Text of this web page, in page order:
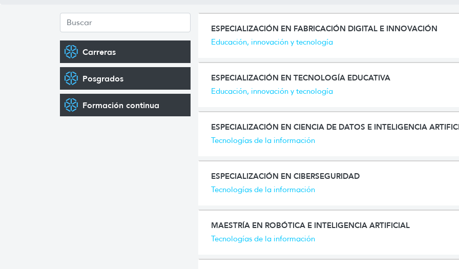
Carreras
Posgrados
Formación continua
ESPECIALIZACIÓN EN FABRICACIÓN DIGITAL E INNOVACIÓN
Educación, innovación y tecnología
ESPECIALIZACIÓN EN TECNOLOGÍA EDUCATIVA
Educación, innovación y tecnología
ESPECIALIZACIÓN EN CIENCIA DE DATOS E INTELIGENCIA
Tecnologías de la información
ESPECIALIZACIÓN EN CIBERSEGURIDAD
Tecnologías de la información
MAESTRÍA EN ROBÓTICA E INTELIGENCIA ARTIFICIAL
Tecnologías de la información